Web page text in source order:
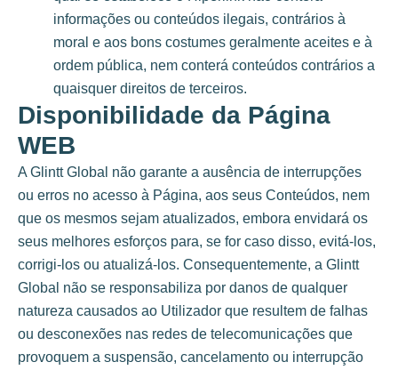
informações ou conteúdos ilegais, contrários à
moral e aos bons costumes geralmente aceites e à
ordem pública, nem conterá conteúdos contrários a
quaisquer direitos de terceiros.
Disponibilidade da Página
WEB
A Glintt Global não garante a ausência de interrupções
ou erros no acesso à Página, aos seus Conteúdos, nem
que os mesmos sejam atualizados, embora envidará os
seus melhores esforços para, se for caso disso, evitá-los,
corrigi-los ou atualizá-los. Consequentemente, a Glintt
Global não se responsabiliza por danos de qualquer
natureza causados ​​ao Utilizador que resultem de falhas
ou desconexões nas redes de telecomunicações que
provoquem a suspensão, cancelamento ou interrupção